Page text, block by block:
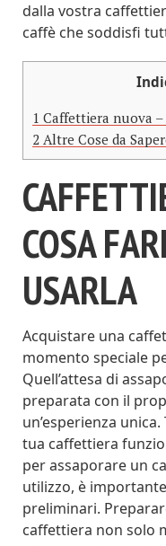
dalla vostra
caffè che soddisfi
1 Caffettiera nuova
2 Altre Cose da
COSA
USARLA
Acquistare una
momento speciale
Quell’attesa di
preparata con il
un’esperienza
tua caffettiera
per assaporare un
utilizzo, è
preliminari.
caffettiera non solo